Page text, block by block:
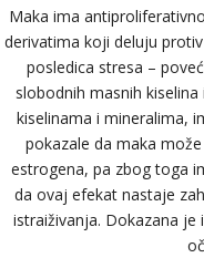
Maka ima
derivatima koji deluju
posledica stresa –
slobodnih masnih
kiselinama i mineralima,
pokazale da maka
estrogena, pa zbog toga
da ovaj efekat nastaje
istraiživanja. Dokazana